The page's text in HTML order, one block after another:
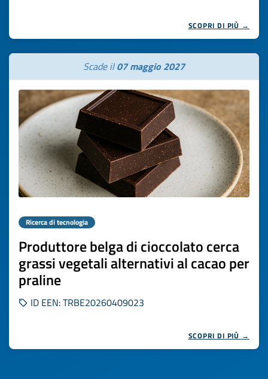
SCOPRI DI PIÙ →
Scade il07 maggio 2027
Ricerca di tecnologia
Produttore belga di cioccolato cerca
grassi vegetali alternativi al cacao per
praline
ID EEN: TRBE20260409023
SCOPRI DI PIÙ →